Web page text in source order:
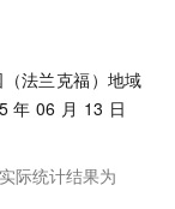
法兰克福）地域
年 06 月 13 日
际统计结果为